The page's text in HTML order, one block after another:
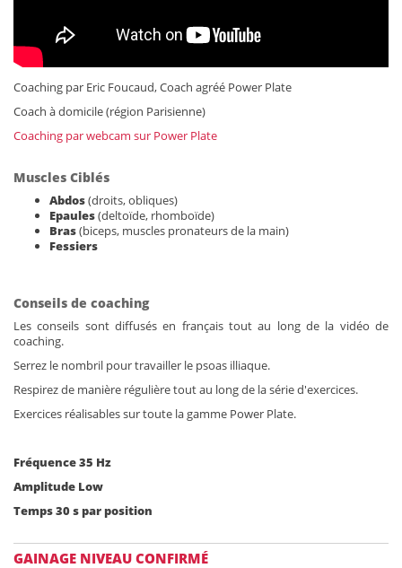
Coaching par Eric Foucaud, Coach agréé Power Plate
Coach à domicile (région Parisienne)
Coaching par webcam sur Power Plate
Muscles Ciblés
Abdos(droits, obliques)
Epaules(deltoïde, rhomboïde)
Bras(biceps, muscles pronateurs de la main)
Fessiers
Conseils de coaching
Les conseils sont diffusés en français tout au long de la vidéo de
coaching.
Serrez le nombril pour travailler le psoas illiaque.
Respirez de manière régulière tout au long de la série d'exercices.
Exercices réalisables sur toute la gamme Power Plate.
Fréquence 35 Hz
Amplitude Low
Temps 30 s par position
GAINAGE NIVEAU CONFIRMÉ